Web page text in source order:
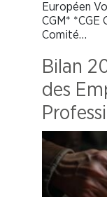
Européen
CGM* *CGE
Comité…
Bilan
des